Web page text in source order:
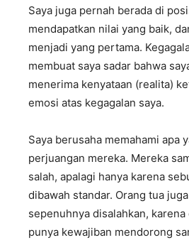
Saya juga pernah berada di
mendapatkan nilai yang baik,
menjadi yang pertama.
membuat saya sadar bahwa
menerima kenyataan (realita)
emosi atas kegagalan saya.
Saya berusaha memahami apa
perjuangan mereka. Mereka
salah, apalagi hanya karena
dibawah standar. Orang tua
sepenuhnya disalahkan,
punya kewajiban mendorong